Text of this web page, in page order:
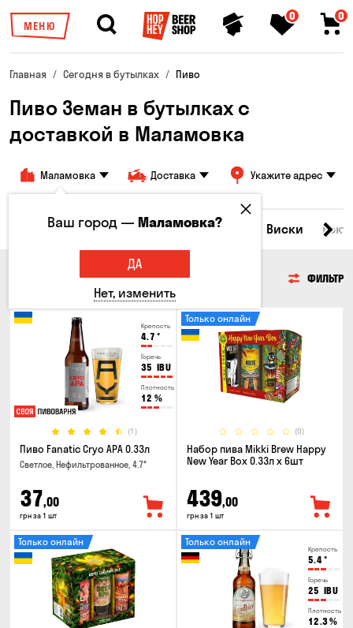
МЕНЮ
0 0
Главная Сегодня в бутылках Пиво
Пиво Земан в бутылках с
доставкой в ​​Маламовка
Маламовка Доставка Укажите адрес
Все товары Пиво Сидр Вино Виски
ФИЛЬТР
Крепость
4.7 °
Горечь
35 IBU
Плотность
12 %
(1)
Пиво Fanatic Cryo APA 0.33л
Светлое, Нефильтрованное, 4.7°
37,00
грн за 1 шт
(0)
Только онлайн
Набор пива Mikki Brew Happy
New Year Box 0.33л x 6шт
439,00
грн за 1 шт
Только онлайн
Крепость
5.4°
Горечь
25 IBU
Плотность
12.3%
Только онлайн
Ваш город —Маламовка?
ДА
Нет, изменить